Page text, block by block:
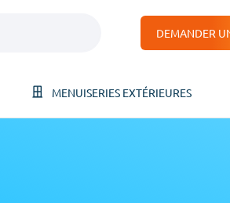
DEMANDER
MENUISERIES EXTÉRIEURES